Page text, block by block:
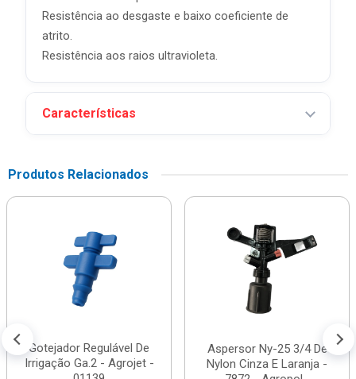
Resistência ao desgaste e baixo coeficiente de
atrito.
Resistência aos raios ultravioleta.
Características
Produtos Relacionados
Gotejador Regulável De
Irrigação Ga.2 - Agrojet -
Aspersor Ny-25 3/4 De
Nylon Cinza E Laranja -